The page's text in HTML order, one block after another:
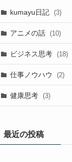
kumayu日記 (3)
アニメの話 (10)
ビジネス思考 (18)
仕事ノウハウ (2)
健康思考 (3)
最近の投稿